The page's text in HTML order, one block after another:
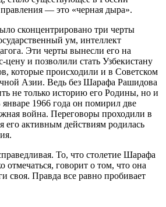
— это «черная дыра».
сконцентрировано три черты
ум, интеллект
Эти черты вынесли его на
цену и позволили стать Узбекистану
которые происходили и в Советском
Азии. Ведь без Шарафа Рашидова
не только историю его Родины, но и
1966 года он помирил две
война. Переговоры проходили в
его активным действиям родилась
То, что столетие Шарафа
отмечаться, говорит о том, что она
своя. Правда все равно пробивает